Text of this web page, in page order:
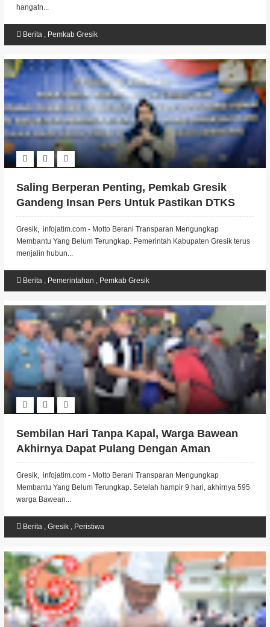
hangatn...
Berita, Pemkab Gresik
Saling Berperan Penting, Pemkab Gresik
Gandeng Insan Pers Untuk Pastikan DTKS
Dan Bansos Tepat Sasaran.
Gresik, infojatim.com - Motto Berani Transparan Mengungkap
Membantu Yang Belum Terungkap. Pemerintah Kabupaten Gresik terus
menjalin hubun...
Berita, Pemerintahan , Pemkab Gresik
Sembilan Hari Tanpa Kapal, Warga Bawean
Akhirnya Dapat Pulang Dengan Aman
Gresik, infojatim.com - Motto Berani Transparan Mengungkap
Membantu Yang Belum Terungkap. Setelah hampir 9 hari, akhirnya 595
warga Bawean...
Berita, Gresik, Peristiwa